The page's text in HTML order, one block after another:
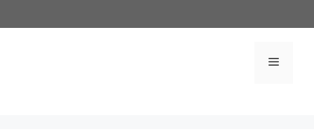
al
Menú